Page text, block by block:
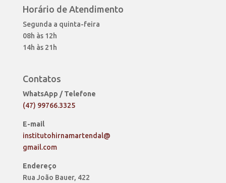
Horário de Atendimento
Segunda a quinta-feira
08h às 12h
14h às 21h
Contatos
WhatsApp / Telefone
(47) 99766.3325
E-mail
institutohirnamartendal@
gmail.com
Endereço
Rua João Bauer, 422